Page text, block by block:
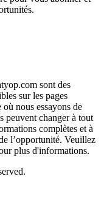
sont des
sur les pages
nous essayons de
peuvent changer à tout
complètes et à
l’opportunité. Veuillez
plus d'informations.